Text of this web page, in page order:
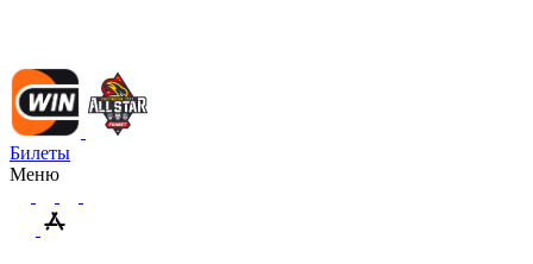
Билеты
Меню